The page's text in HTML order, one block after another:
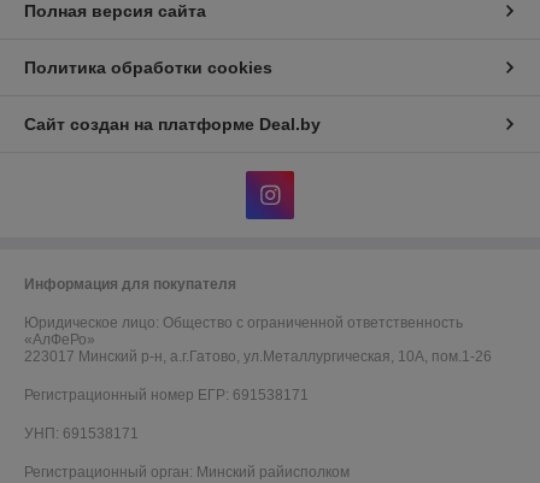
Полная версия сайта
Политика обработки cookies
Сайт создан на платформе Deal.by
Информация для покупателя
Юридическое лицо: Общество с ограниченной ответственность
«АлФеРо»
223017 Минский р-н, а.г.Гатово, ул.Металлургическая, 10А, пом.1-26
Регистрационный номер ЕГР: 691538171
УНП: 691538171
Регистрационный орган: Минский райисполком